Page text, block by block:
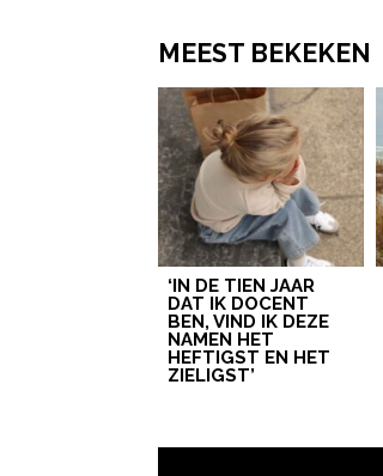
MEEST BEKEKEN
‘IN DE TIEN JAAR
DAT IK DOCENT
BEN, VIND IK DEZE
NAMEN HET
HEFTIGST EN HET
ZIELIGST’